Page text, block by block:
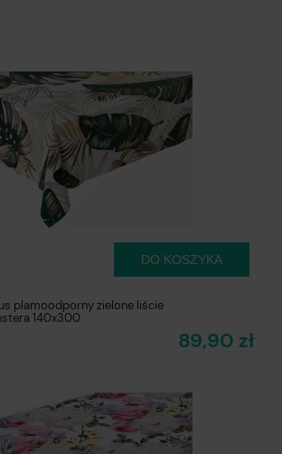
plamoodporny zielone liście
140x300
89,90 zł
DO KOSZYKA